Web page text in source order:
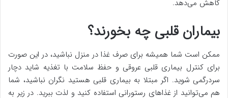
کاهش می‌دهد.
بیماران قلبی چه بخورند؟
ممکن است شما همیشه برای صرف غذا در منزل نباشید، در این صورت
برای کنترل بیماری قلبی عروقی و حفظ سلامت با تغذیه شاید دچار
سردرگمی شوید. اگر مبتلا به بیماری قلبی هستید نگران نباشید، شما
هم می‌توانید از غذاهای رستورانی استفاده کنید و لذت ببرید. در زیر به